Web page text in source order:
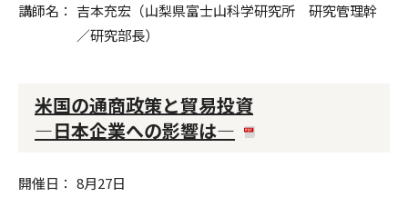
講師名
吉本充宏（山梨県富士山科学研究所 研究管理幹
／研究部長）
米国の通商政策と貿易投資
―日本企業への影響は―
開催日
8月27日